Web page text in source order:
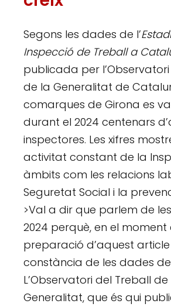
Segons les dades de l’
Inspecció de Treball a
publicada per
de la Generalitat de
comarques de Girona es
durant el 2024 centenars
inspectores. Les xifres
activitat constant de la
àmbits com les relacions
Seguretat Social i la
>Val a dir que parlem de
2024 perquè, en el moment
preparació d’aquest
constància de les dades
L’Observatori del Treball de
Generalitat, que és qui